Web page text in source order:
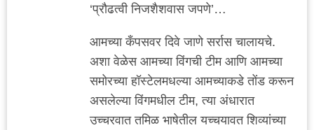
‘प्रौढत्वी निजशैशवास जपणे’…
आमच्या कँपसवर दिवे जाणे सर्रास चालायचे.
अशा वेळेस आमच्या विंगची टीम आणि आमच्या
समोरच्या हॉस्टेलमधल्या आमच्याकडे तोंड करून
असलेल्या विंगमधील टीम, त्या अंधारात
उच्चरवात तमिळ भाषेतील यच्चयावत शिव्यांच्या